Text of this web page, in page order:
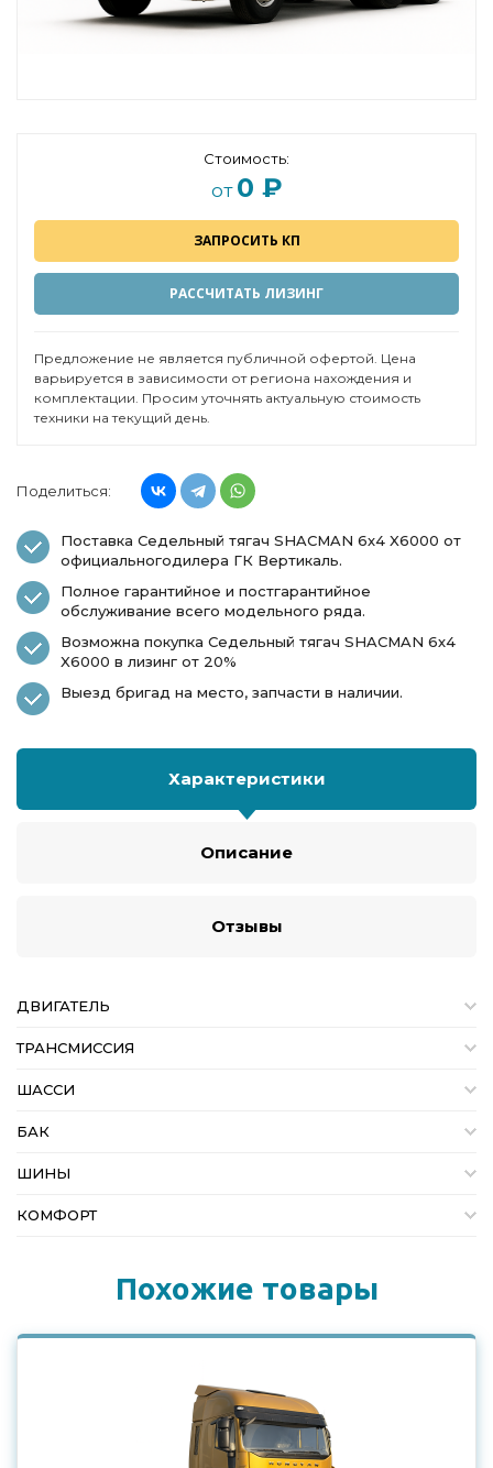
Стоимость:
от 0 ₽
ЗАПРОСИТЬ КП
РАССЧИТАТЬ ЛИЗИНГ
Предложение не является публичной офертой. Цена
варьируется в зависимости от региона нахождения и
комплектации. Просим уточнять актуальную стоимость
техники на текущий день.
Поделиться:
Поставка Седельный тягач SHACMAN 6х4 X6000 от
официальногодилера ГК Вертикаль.
Полное гарантийное и постгарантийное
обслуживание всего модельного ряда.
Возможна покупка Седельный тягач SHACMAN 6х4
X6000 в лизинг от 20%
Выезд бригад на место, запчасти в наличии.
Характеристики
Описание
Отзывы
ДВИГАТЕЛЬ
ТРАНСМИССИЯ
ШАССИ
БАК
ШИНЫ
КОМФОРТ
Похожие товары